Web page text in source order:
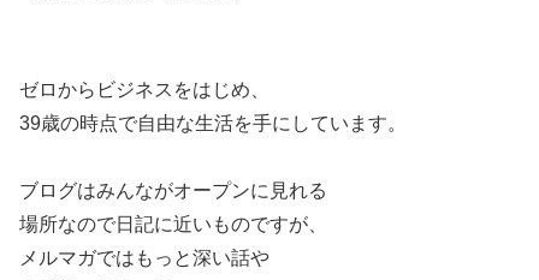
ゼロからビジネスをはじめ、
39歳の時点で自由な生活を手にしています。
ブログはみんながオープンに見れる
場所なので日記に近いものですが、
メルマガではもっと深い話や